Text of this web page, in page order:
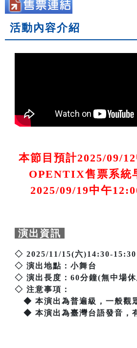
活動內容介紹
本節目預計2025/09/
OPENTIX售票系統
2025/09/19中午
演出資訊
◇ 2025/11/15(六)14:30-15:30
◇ 演出地點：小舞台
◇ 演出長度：60分鐘(無中場
◇ 注意事項：
◆ 本演出為普遍級，一般觀
◆ 本演出為臺灣台語發音，